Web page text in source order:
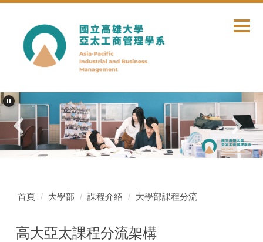
首頁 大學部 課程介紹 大學部課程分流
高大亞太課程分流架構